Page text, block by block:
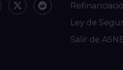
Ley de
Salir de